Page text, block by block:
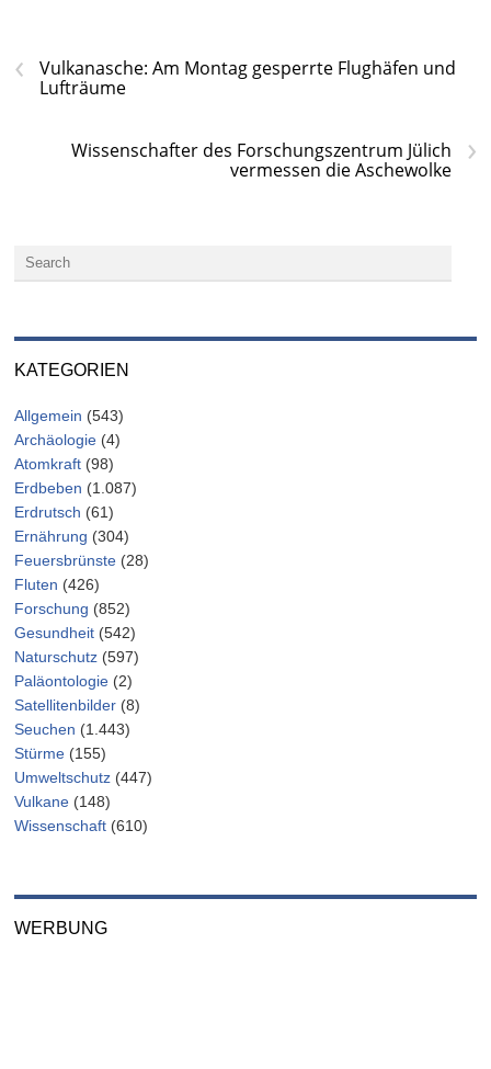
‹
Vulkanasche: Am Montag gesperrte Flughäfen und
Lufträume
›
Wissenschafter des Forschungszentrum Jülich
vermessen die Aschewolke
KATEGORIEN
Allgemein (543)
Archäologie (4)
Atomkraft (98)
Erdbeben (1.087)
Erdrutsch (61)
Ernährung (304)
Feuersbrünste (28)
Fluten (426)
Forschung (852)
Gesundheit (542)
Naturschutz (597)
Paläontologie (2)
Satellitenbilder (8)
Seuchen (1.443)
Stürme (155)
Umweltschutz (447)
Vulkane (148)
Wissenschaft (610)
WERBUNG